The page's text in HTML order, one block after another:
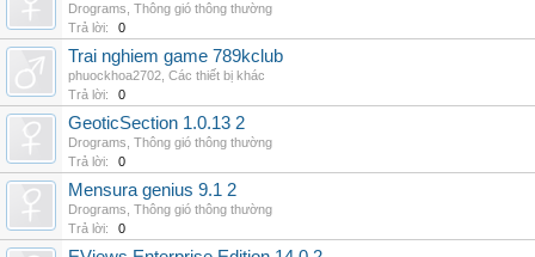
Drograms Thông gió thông thường
Trả lời:
0
Trai nghiem game 789kclub
phuockhoa2702 Các thiết bị khác
Trả lời:
0
GeoticSection 1.0.13 2
Drograms Thông gió thông thường
Trả lời:
0
Mensura genius 9.1 2
Drograms Thông gió thông thường
Trả lời:
0